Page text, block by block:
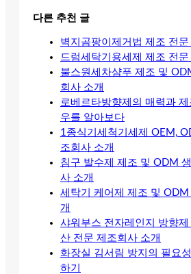
다른 추천 글
벽지곰팡이제거법 제조 전문
드럼세탁기용세제 제조 전문
불스원세차샴푸 제조 및
회사 소개
로베르타방향제의 매력과
우를 알아보다
1종식기세척기세제 OEM,
조회사 소개
침구 발수제 제조 및 ODM
사 소개
세탁기 케어제 제조 및
개
샤워부스 전자레인지 방향
산 전문 제조회사 소개
화장실 김서림 방지의 필요
하기